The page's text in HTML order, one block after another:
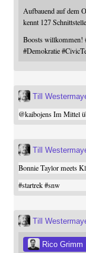
Aufbauend auf dem
kennt 127
Boosts willkommen!
#Demokratie #
Till
@kaibojensIm Mittel
Till
Bonnie Taylor meets
#startrek #snw
Till
Rico Grimm